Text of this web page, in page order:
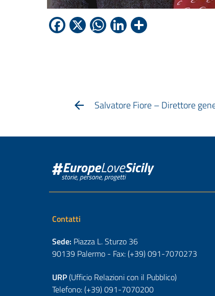
Facebook
X WhatsApp
LinkedIn
Salvatore Fiore – Direttore
Contatti
Sede: Piazza L. Sturzo 36
90139 Palermo - Fax: (+39) 091-7070273
URP(Ufficio Relazioni con il Pubblico)
Telefono: (+39) 091-7070200